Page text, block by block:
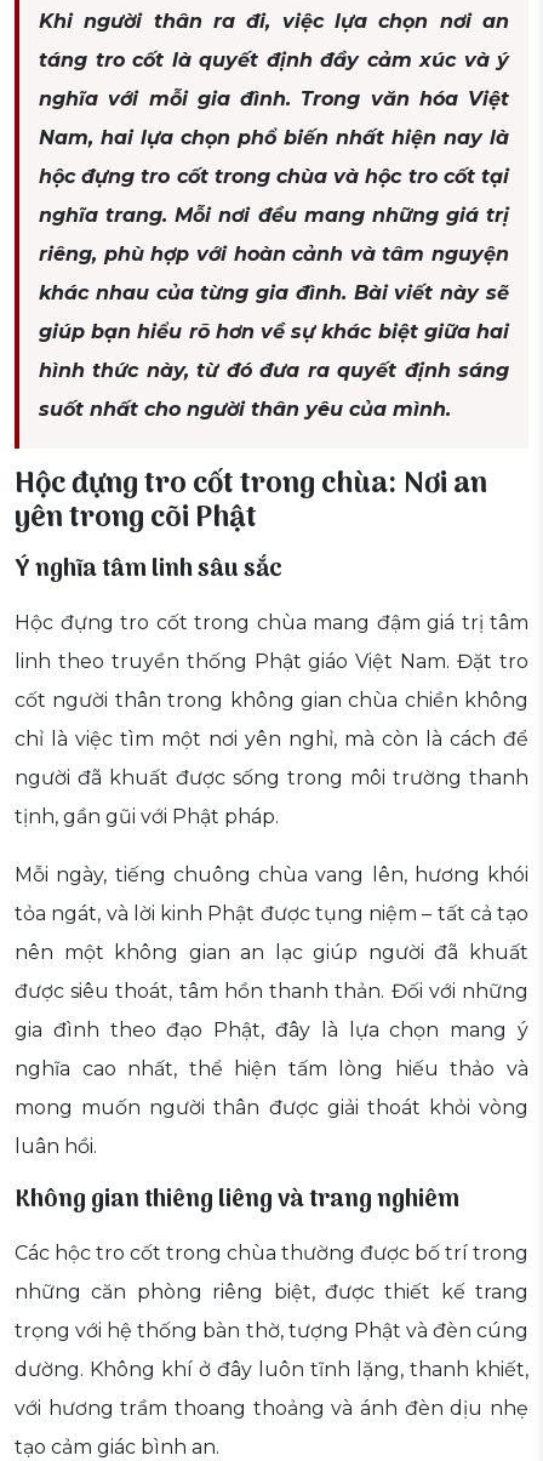
Khi người thân ra đi, việc lựa chọn nơi an
táng tro cốt là quyết định đầy cảm xúc và ý
nghĩa với mỗi gia đình. Trong văn hóa Việt
Nam, hai lựa chọn phổ biến nhất hiện nay là
hộc đựng tro cốt trong chùa và hộc tro cốt tại
nghĩa trang. Mỗi nơi đều mang những giá trị
riêng, phù hợp với hoàn cảnh và tâm nguyện
khác nhau của từng gia đình. Bài viết này sẽ
giúp bạn hiểu rõ hơn về sự khác biệt giữa hai
hình thức này, từ đó đưa ra quyết định sáng
suốt nhất cho người thân yêu của mình.
Hộc đựng tro cốt trong chùa: Nơi an
yên trong cõi Phật
Ý nghĩa tâm linh sâu sắc
Hộc đựng tro cốt trong chùa mang đậm giá trị tâm
linh theo truyền thống Phật giáo Việt Nam. Đặt tro
cốt người thân trong không gian chùa chiền không
chỉ là việc tìm một nơi yên nghỉ, mà còn là cách để
người đã khuất được sống trong môi trường thanh
tịnh, gần gũi với Phật pháp.
Mỗi ngày, tiếng chuông chùa vang lên, hương khói
tỏa ngát, và lời kinh Phật được tụng niệm – tất cả tạo
nên một không gian an lạc giúp người đã khuất
được siêu thoát, tâm hồn thanh thản. Đối với những
gia đình theo đạo Phật, đây là lựa chọn mang ý
nghĩa cao nhất, thể hiện tấm lòng hiếu thảo và
mong muốn người thân được giải thoát khỏi vòng
luân hồi.
Không gian thiêng liêng và trang nghiêm
Các hộc tro cốt trong chùa thường được bố trí trong
những căn phòng riêng biệt, được thiết kế trang
trọng với hệ thống bàn thờ, tượng Phật và đèn cúng
dường. Không khí ở đây luôn tĩnh lặng, thanh khiết,
với hương trầm thoang thoảng và ánh đèn dịu nhẹ
tạo cảm giác bình an.